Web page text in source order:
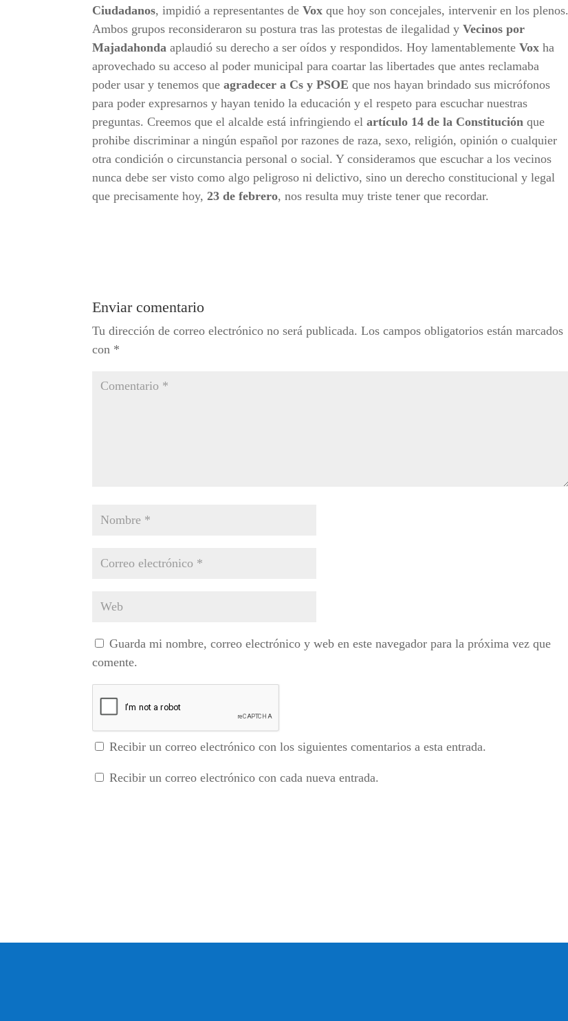
Ciudadanos, impidió a representantes deVox que hoy son concejales, intervenir en los plenos.
Ambos grupos reconsideraron su postura tras las protestas de ilegalidad yVecinos por
Majadahonda aplaudió su derecho a ser oídos y respondidos. Hoy lamentablementeVox ha
aprovechado su acceso al poder municipal para coartar las libertades que antes reclamaba
poder usar y tenemos queagradecer a Cs y PSOE que nos hayan brindado sus micrófonos
para poder expresarnos y hayan tenido la educación y el respeto para escuchar nuestras
preguntas. Creemos que el alcalde está infringiendo elartículo 14 de la Constitución que
prohibe discriminar a ningún español por razones de raza, sexo, religión, opinión o cualquier
otra condición o circunstancia personal o social. Y consideramos que escuchar a los vecinos
nunca debe ser visto como algo peligroso ni delictivo, sino un derecho constitucional y legal
que precisamente hoy,23 de febrero, nos resulta muy triste tener que recordar.
Enviar comentario
Tu dirección de correo electrónico no será publicada. Los campos obligatorios están marcados
con *
Guarda mi nombre, correo electrónico y web en este navegador para la próxima vez que
comente.
Recibir un correo electrónico con los siguientes comentarios a esta entrada.
Recibir un correo electrónico con cada nueva entrada.